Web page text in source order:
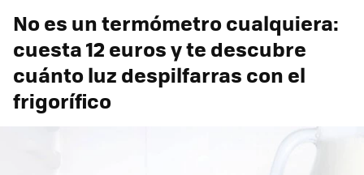
No es un termómetro cualquiera:
cuesta 12 euros y te descubre
cuánto luz despilfarras con el
frigorífico